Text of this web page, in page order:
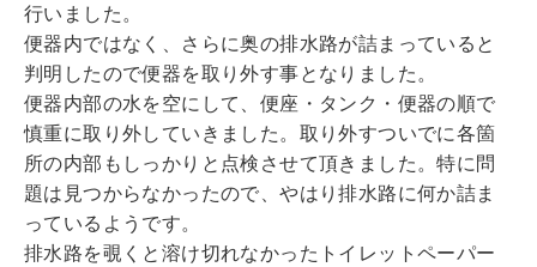
行いました。
便器内ではなく、さらに奥の排水路が詰まっていると
判明したので便器を取り外す事となりました。
便器内部の水を空にして、便座・タンク・便器の順で
慎重に取り外していきました。取り外すついでに各箇
所の内部もしっかりと点検させて頂きました。特に問
題は見つからなかったので、やはり排水路に何か詰ま
っているようです。
排水路を覗くと溶け切れなかったトイレットペーパー